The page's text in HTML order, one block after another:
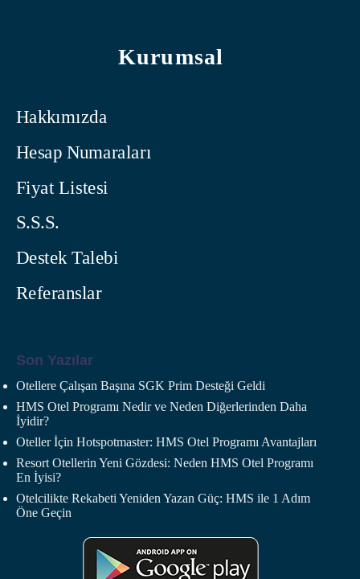
Kurumsal
Hakkımızda
Hesap Numaraları
Fiyat Listesi
S.S.S.
Destek Talebi
Referanslar
Son Yazılar
Otellere Çalışan Başına SGK Prim Desteği Geldi
HMS Otel Programı Nedir ve Neden Diğerlerinden Daha
İyidir?
Oteller İçin Hotspotmaster: HMS Otel Programı Avantajları
Resort Otellerin Yeni Gözdesi: Neden HMS Otel Programı
En İyisi?
Otelcilikte Rekabeti Yeniden Yazan Güç: HMS ile 1 Adım
Öne Geçin